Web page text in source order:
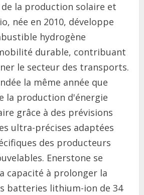
la production solaire et
née en 2010, développe
hydrogène
durable, contribuant
le secteur des transports.
la même année que
la production d'énergie
grâce à des prévisions
ultra-précises adaptées
des producteurs
Enerstone se
capacité à prolonger la
batteries lithium-ion de 34